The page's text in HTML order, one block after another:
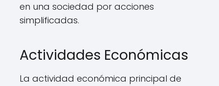
en una sociedad por acciones
simplificadas.
Actividades Económicas
La actividad económica principal de